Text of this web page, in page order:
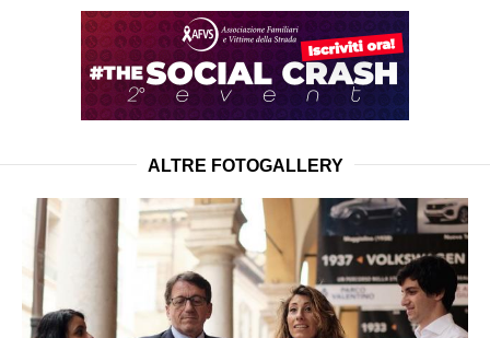
ALTRE FOTOGALLERY